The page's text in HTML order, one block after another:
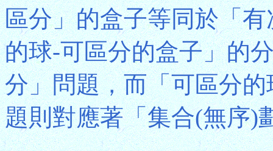
區分」的盒子等同於「
的球-可區分的盒子」的
分」問題，而「可區分
題則對應著「集合(無序)